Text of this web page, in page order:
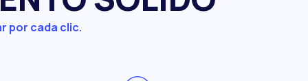
por cada clic.